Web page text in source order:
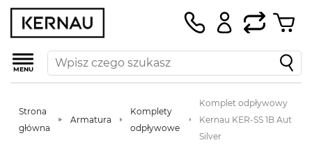
MENU
Strona
główna
Armatura
Komplety
odpływowe
Komplet odpływowy
Kernau KER-SS 1B Aut
Silver